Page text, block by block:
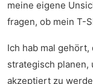
meine eigene
fragen, ob mein T-
Ich hab mal
strategisch planen,
akzeptiert zu